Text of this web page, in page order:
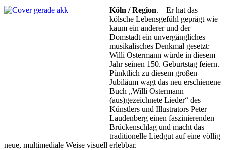
Köln / Region. – Er hat das
kölsche Lebensgefühl geprägt wie
kaum ein anderer und der
Domstadt ein unvergängliches
musikalisches Denkmal gesetzt:
Willi Ostermann würde in diesem
Jahr seinen 150. Geburtstag feiern.
Pünktlich zu diesem großen
Jubiläum wagt das neu erschienene
Buch „Willi Ostermann –
(aus)gezeichnete Lieder“ des
Künstlers und Illustrators Peter
Laudenberg einen faszinierenden
Brückenschlag und macht das
traditionelle Liedgut auf eine völlig
neue, multimediale Weise visuell erlebbar.